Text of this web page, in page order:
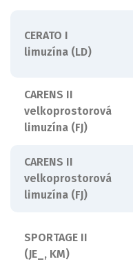
CERATO I
limuzína (LD)
CARENS II
velkoprostorová
limuzína (FJ)
CARENS II
velkoprostorová
limuzína (FJ)
SPORTAGE II
(JE_, KM)